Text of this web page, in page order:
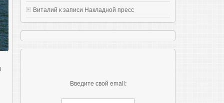
Виталий к записи Накладной пресс
Введите свой email: